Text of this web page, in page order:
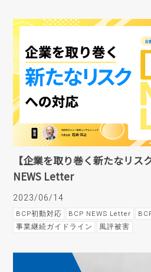
【企業を取り巻く新たなリス
NEWS Letter
2023/06/14
BCP初動対応 BCP NEWS Letter
事業継続ガイドライン
風評被害